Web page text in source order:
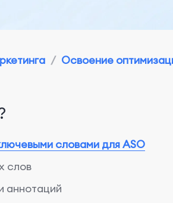
/ Освоение
словами для ASO
слов
аннотаций